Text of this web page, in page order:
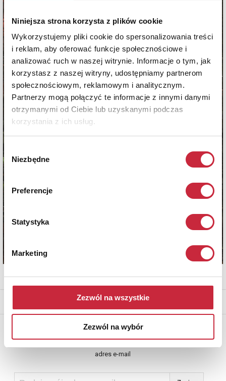
Niniejsza strona korzysta z plików cookie
Wykorzystujemy pliki cookie do spersonalizowania treści
i reklam, aby oferować funkcje społecznościowe i
analizować ruch w naszej witrynie. Informacje o tym, jak
korzystasz z naszej witryny, udostępniamy partnerom
społecznościowym, reklamowym i analitycznym.
Partnerzy mogą połączyć te informacje z innymi danymi
otrzymanymi od Ciebie lub uzyskanymi podczas
korzystania z ich usług.
zgody
Niezbędne
Preferencje
Statystyka
Marketing
Zezwól na wszystkie
Zezwól na wybór
Newsletter
adres e-mail